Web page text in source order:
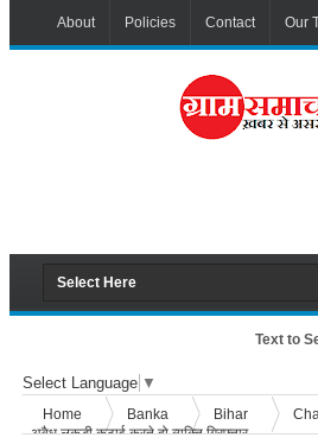
About Policies Contact Our
Select Language ▼
Home Banka Bihar
अवैध लकड़ी कटाई करते दो व्यक्ति गिरफ्तार